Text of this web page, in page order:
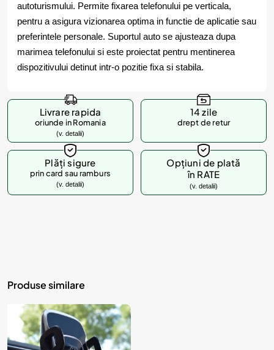
autoturismului. Permite fixarea telefonului pe verticala,
pentru a asigura vizionarea optima in functie de aplicatie sau
preferintele personale. Suportul auto se ajusteaza dupa
marimea telefonului si este proiectat pentru mentinerea
dispozitivului detinut intr-o pozitie fixa si stabila.
Livrare rapida
oriunde in Romania
(v. detalii)
14 zile
drept de retur
Plăți sigure
prin card sau ramburs
(v. detalii)
Opțiuni de plată
în RATE
(v. detalii)
Produse similare